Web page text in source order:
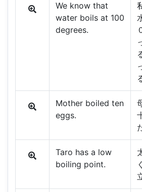
We know that
water boils at 100
degrees.
Mother boiled ten
eggs.
Taro has a low
boiling point.